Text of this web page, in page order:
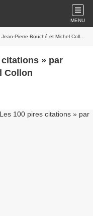
MENU
Pierre Bouché et Michel Collon
» par
Collon